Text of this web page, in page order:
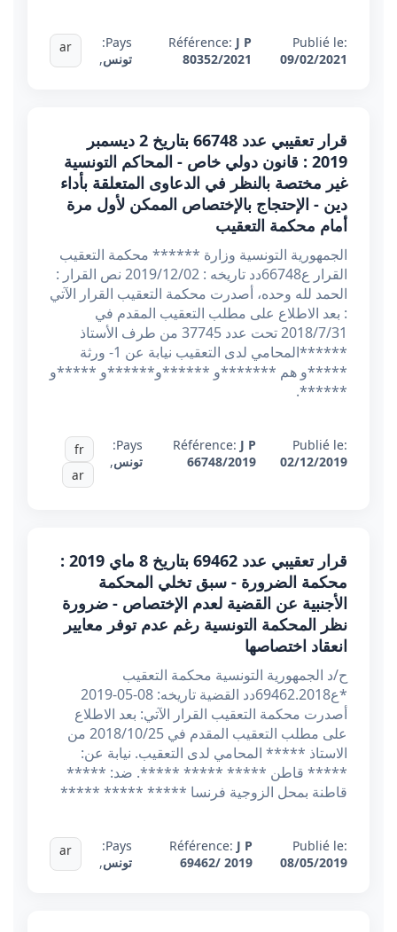
Publié le:
09/02/2021
Référence: J P
80352/2021
Pays:
تونس,
ar
قرار تعقيبي عدد 66748 بتاريخ 2 ديسمبر
2019 : قانون دولي خاص - المحاكم التونسية
غير مختصة بالنظر في الدعاوى المتعلقة بأداء
دين - الإحتجاج بالإختصاص الممكن لأول مرة
أمام محكمة التعقيب
الجمهورية التونسية وزارة ****** محكمة التعقيب
القرار ع66748دد تاريخه : 2019/12/02 نص القرار :
الحمد لله وحده، أصدرت محكمة التعقيب القرار الآتي
: بعد الاطلاع على مطلب التعقيب المقدم في
2018/7/31 تحت عدد 37745 من طرف الأستاذ
******المحامي لدى التعقيب نيابة عن 1- ورثة
*****و هم *******و ******و******و *****و
******.
Publié le:
02/12/2019
Référence: J P
66748/2019
Pays:
تونس,
fr
ar
قرار تعقيبي عدد 69462 بتاريخ 8 ماي 2019 :
محكمة الضرورة - سبق تخلي المحكمة
الأجنبية عن القضية لعدم الإختصاص - ضرورة
نظر المحكمة التونسية رغم عدم توفر معايير
انعقاد اختصاصها
ح/د الجمهورية التونسية محكمة التعقيب
*ع69462.2018دد القضية تاريخه: 08-05-2019
أصدرت محكمة التعقيب القرار الآتي: بعد الاطلاع
على مطلب التعقيب المقدم في 2018/10/25 من
الاستاذ ***** المحامي لدى التعقيب. نيابة عن:
***** قاطن ***** ***** *****. ضد: *****
قاطنة بمحل الزوجية فرنسا ***** ***** *****
Publié le:
08/05/2019
Référence: J P
69462/ 2019
Pays:
تونس,
ar